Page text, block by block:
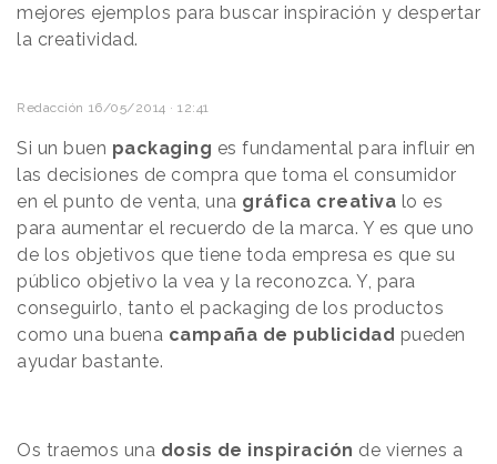
mejores ejemplos para buscar inspiración y despertar
la creatividad.
Redacción 16/05/2014 · 12:41
Si un buen packaging es fundamental para influir en
las decisiones de compra que toma el consumidor
en el punto de venta, una gráfica creativa lo es
para aumentar el recuerdo de la marca. Y es que uno
de los objetivos que tiene toda empresa es que su
público objetivo la vea y la reconozca. Y, para
conseguirlo, tanto el packaging de los productos
como una buena campaña de publicidad pueden
ayudar bastante.
Os traemos una dosis de inspiración de viernes a